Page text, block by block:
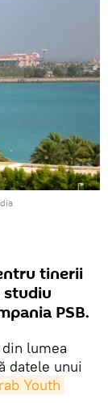
tinerii
studiu
PSB.
lumea
datele unui
Youth